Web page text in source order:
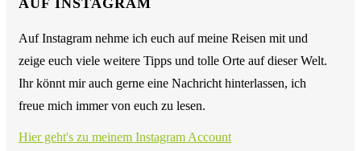
Auf Instagram nehme ich euch auf meine Reisen mit und
zeige euch viele weitere Tipps und tolle Orte auf dieser Welt.
Ihr könnt mir auch gerne eine Nachricht hinterlassen, ich
freue mich immer von euch zu lesen.
Hier geht's zu meinem Instagram Account